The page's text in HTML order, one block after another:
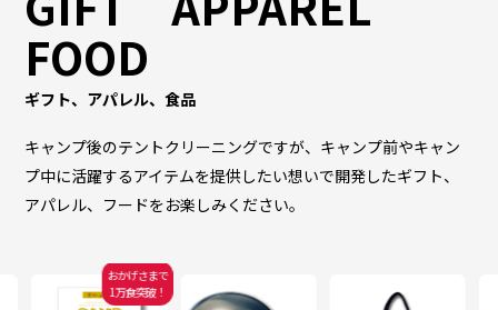
FOOD
ギフト、アパレル、食品
キャンプ後のテントクリーニングですが、キャンプ前やキャン
プ中に活躍するアイテムを提供したい想いで開発したギフト、
アパレル、フードをお楽しみください。
おかげさまで
1万食突破！